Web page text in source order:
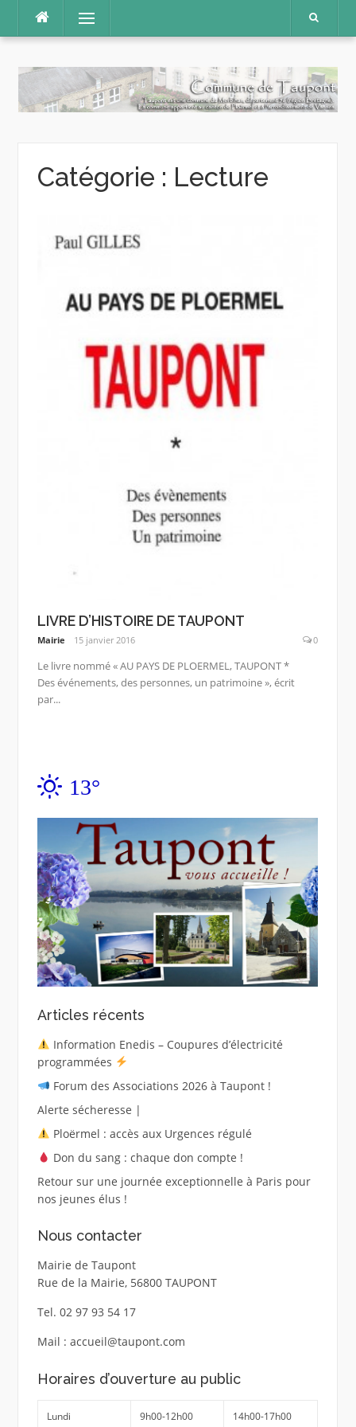
contenu
Menu
Catégorie : Lecture
LIVRE D’HISTOIRE DE TAUPONT
Mairie 15 janvier 2016 0
Le livre nommé « AU PAYS DE PLOERMEL, TAUPONT *
Des événements, des personnes, un patrimoine », écrit
par...
13°
Articles récents
Information Enedis – Coupures d’électricité
programmées
Forum des Associations 2026 à Taupont !
Alerte sécheresse |
Ploërmel : accès aux Urgences régulé
Don du sang : chaque don compte !
Retour sur une journée exceptionnelle à Paris pour
nos jeunes élus !
Nous contacter
Mairie de Taupont
Rue de la Mairie, 56800 TAUPONT
Tel. 02 97 93 54 17
Mail : accueil@taupont.com
Horaires d’ouverture au public
Lundi 9h00-12h00 14h00-17h00